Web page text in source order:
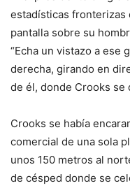
estadísticas fronterizas
pantalla sobre su
“Echa un vistazo a ese
derecha, girando en
de él, donde Crooks se
Crooks se había
comercial de una sola
unos 150 metros al
de césped donde se